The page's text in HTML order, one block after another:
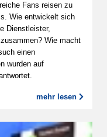
Fans reisen zu
Wie entwickelt sich
Dienstleister,
Wie macht
einen
wurden auf
mehr lesen